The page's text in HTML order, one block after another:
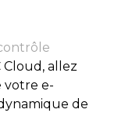
Cloud, allez
votre e-
de